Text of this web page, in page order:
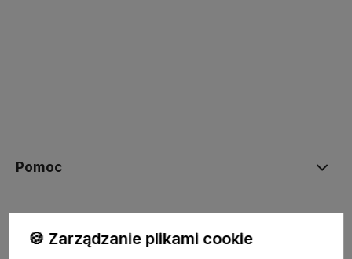
Pomoc
🍪 Zarządzanie plikami cookie